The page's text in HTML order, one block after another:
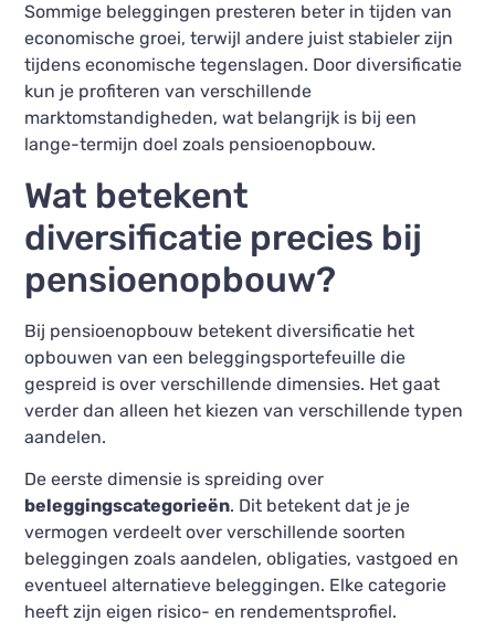
Sommige beleggingen presteren beter in tijden van
economische groei, terwijl andere juist stabieler zijn
tijdens economische tegenslagen. Door diversificatie
kun je profiteren van verschillende
marktomstandigheden, wat belangrijk is bij een
lange-termijn doel zoals pensioenopbouw.
Wat betekent
diversificatie precies bij
pensioenopbouw?
Bij pensioenopbouw betekent diversificatie het
opbouwen van een beleggingsportefeuille die
gespreid is over verschillende dimensies. Het gaat
verder dan alleen het kiezen van verschillende typen
aandelen.
De eerste dimensie is spreiding over
beleggingscategorieën. Dit betekent dat je je
vermogen verdeelt over verschillende soorten
beleggingen zoals aandelen, obligaties, vastgoed en
eventueel alternatieve beleggingen. Elke categorie
heeft zijn eigen risico- en rendementsprofiel.